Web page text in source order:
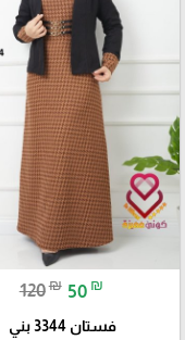
120₪ 50 ₪
فستان 3344 بني